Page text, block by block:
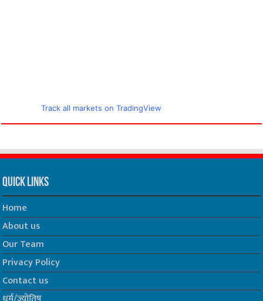
Track all markets on TradingView
Quick Links
Home
About us
Our Team
Privacy Policy
Contact us